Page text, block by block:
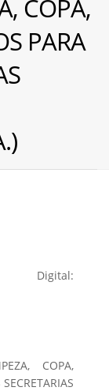
COPA,
PARA
Digital:
COPA,